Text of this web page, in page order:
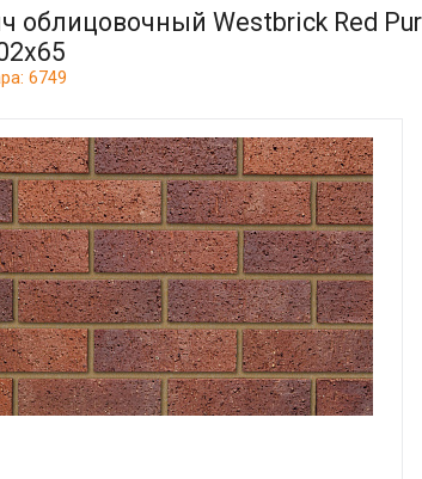
облицовочный Westbrick Red
6749